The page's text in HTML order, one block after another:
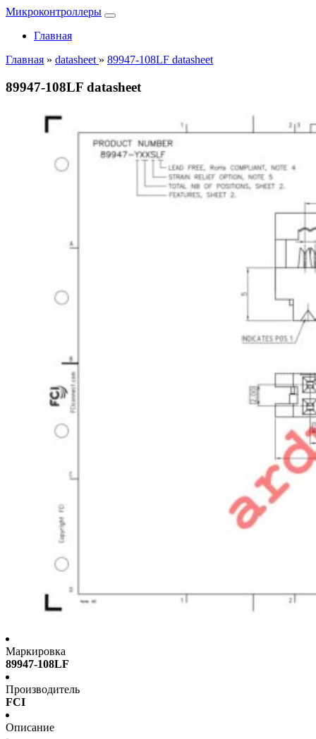
Микроконтроллеры
Главная
Главная » datasheet » 89947-108LF datasheet
89947-108LF datasheet
Маркировка
89947-108LF
Производитель
FCI
Описание